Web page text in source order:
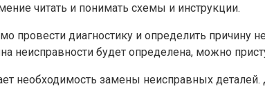
читать и понимать схемы и инструкции.
провести диагностику и определить причину
неисправности будет определена, можно
необходимость замены неисправных